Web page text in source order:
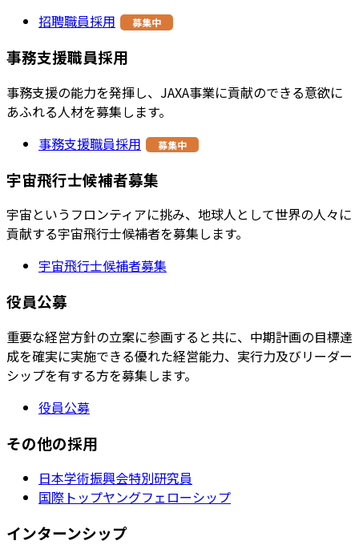
招聘職員採用
募集中
事務支援職員採用
事務支援の能力を発揮し、JAXA事業に貢献のできる意欲に
あふれる人材を募集します。
事務支援職員採用
募集中
宇宙飛行士候補者募集
宇宙というフロンティアに挑み、地球人として世界の人々に
貢献する宇宙飛行士候補者を募集します。
宇宙飛行士候補者募集
役員公募
重要な経営方針の立案に参画すると共に、中期計画の目標達
成を確実に実施できる優れた経営能力、実行力及びリーダー
シップを有する方を募集します。
役員公募
その他の採用
日本学術振興会特別研究員
国際トップヤングフェローシップ
インターンシップ